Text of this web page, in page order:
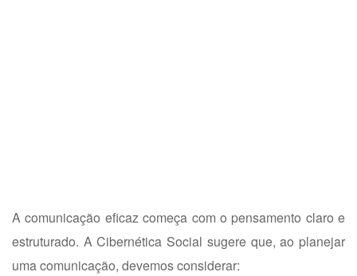
A comunicação eficaz começa com o pensamento claro e
estruturado. A Cibernética Social sugere que, ao planejar
uma comunicação, devemos considerar: